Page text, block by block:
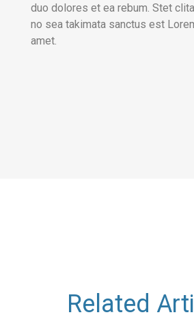
duo dolores et ea rebum. Stet
no sea takimata sanctus est
amet.
Related